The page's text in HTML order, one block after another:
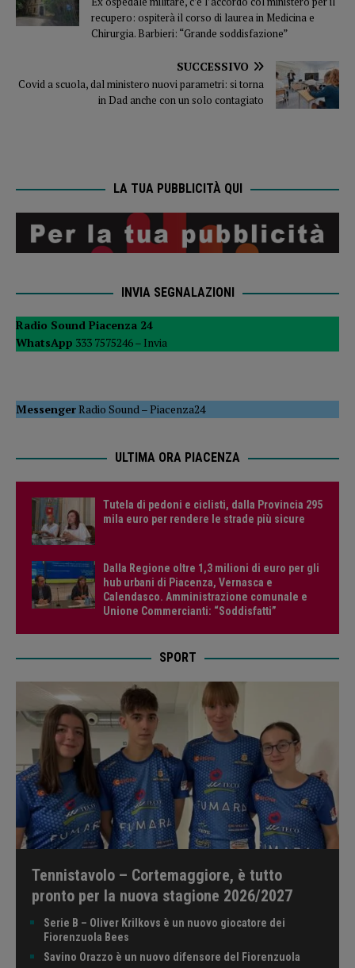
recupero: ospiterà il corso di laurea in Medicina e
Chirurgia. Barbieri: “Grande soddisfazione”
SUCCESSIVO
Covid a scuola, dal ministero nuovi parametri: si torna
in Dad anche con un solo contagiato
LA TUA PUBBLICITÀ QUI
INVIA SEGNALAZIONI
Radio Sound Piacenza 24
WhatsApp 333 7575246 – Invia
MessengerRadio Sound–Piacenza24
ULTIMA ORA PIACENZA
Tutela di pedoni e ciclisti, dalla Provincia 295
mila euro per rendere le strade più sicure
Dalla Regione oltre 1,3 milioni di euro per gli
hub urbani di Piacenza, Vernasca e
Calendasco. Amministrazione comunale e
Unione Commercianti: “Soddisfatti”
SPORT
Tennistavolo – Cortemaggiore, è tutto
pronto per la nuova stagione 2026/2027
Serie B – Oliver Krilkovs è un nuovo giocatore dei
Fiorenzuola Bees
Savino Orazzo è un nuovo difensore del Fiorenzuola